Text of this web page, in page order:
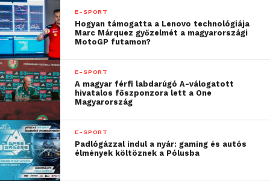
játékélményt kínálhatjuk
a profi játékosoknak és a
gaming-rajongóknak
szerte a világon”
— mondta Chris Park, a Gen.G Esports ügyvezető
igazgatója.
„Közös célkitűzéseinkre
és értékeinkre építve ez
E-SPORT
Hogyan támogatta a Lenovo technológiája
Marc Márquez győzelmét a magyarországi
MotoGP futamon?
E-SPORT
A magyar férfi labdarúgó A-válogatott
hivatalos főszponzora lett a One
Magyarország
E-SPORT
Padlógázzal indul a nyár: gaming és autós
élmények költöznek a Pólusba